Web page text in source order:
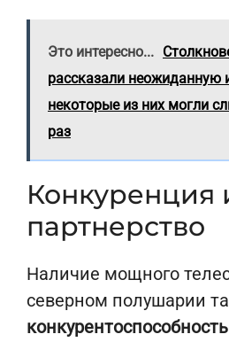
Это интересно...
рассказали неожиданную
некоторые из них могли
раз
Конкуренция
партнерство
Наличие мощного
северном полушарии